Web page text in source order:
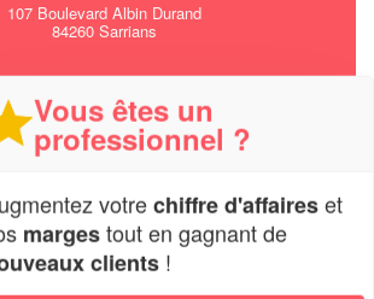
107 Boulevard Albin Durand
84260 Sarrians
EL AOUAR AHMED
Boulevard De Provence
84260 Sarrians
Vous êtes un
professionnel ?
votrechiffre d'affaireset
margestout en gagnant de
clients !